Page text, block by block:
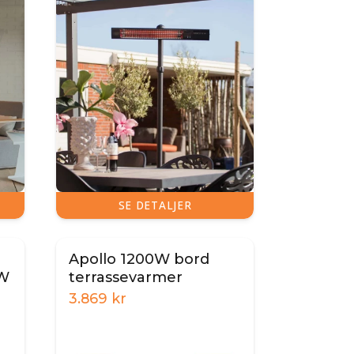
SE DETALJER
Apollo 1200W bord
terrassevarmer
3.869 kr